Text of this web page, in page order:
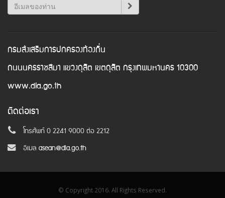
กรมส่งเสริมการปกครองท้องถิ่น
ถนนนครราชสีมา แขวงดุสิต เขตดุสิต กรุงเทพมหานคร 10300
www.dla.go.th
ติดต่อเรา
โทรศัพท์ 0 2241 9000 ต่อ 2212
อีเมล asean@dla.go.th
© Copyright 2016. All Rights Reserved.